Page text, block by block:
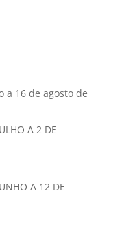
a 16 de agosto de
A 2 DE
A 12 DE